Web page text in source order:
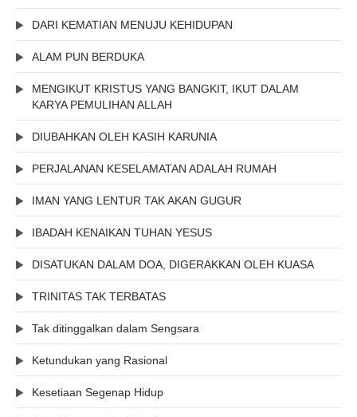
DARI KEMATIAN MENUJU KEHIDUPAN
ALAM PUN BERDUKA
MENGIKUT KRISTUS YANG BANGKIT, IKUT DALAM
KARYA PEMULIHAN ALLAH
DIUBAHKAN OLEH KASIH KARUNIA
PERJALANAN KESELAMATAN ADALAH RUMAH
IMAN YANG LENTUR TAK AKAN GUGUR
IBADAH KENAIKAN TUHAN YESUS
DISATUKAN DALAM DOA, DIGERAKKAN OLEH KUASA
TRINITAS TAK TERBATAS
Tak ditinggalkan dalam Sengsara
Ketundukan yang Rasional
Kesetiaan Segenap Hidup